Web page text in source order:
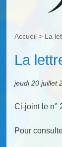
Accueil > La
La
jeudi 20 juillet
Ci-joint le n°
Pour